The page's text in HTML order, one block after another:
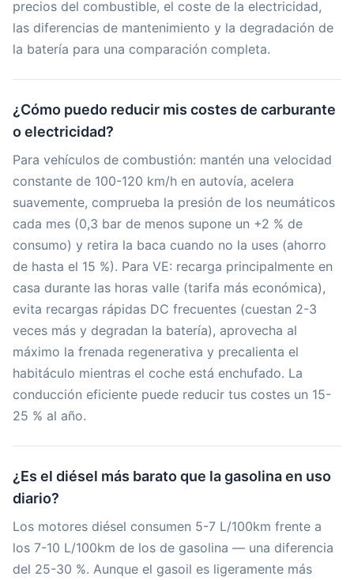
precios del combustible, el coste de la electricidad,
las diferencias de mantenimiento y la degradación de
la batería para una comparación completa.
¿Cómo puedo reducir mis costes de carburante
o electricidad?
Para vehículos de combustión: mantén una velocidad
constante de 100-120 km/h en autovía, acelera
suavemente, comprueba la presión de los neumáticos
cada mes (0,3 bar de menos supone un +2 % de
consumo) y retira la baca cuando no la uses (ahorro
de hasta el 15 %). Para VE: recarga principalmente en
casa durante las horas valle (tarifa más económica),
evita recargas rápidas DC frecuentes (cuestan 2-3
veces más y degradan la batería), aprovecha al
máximo la frenada regenerativa y precalienta el
habitáculo mientras el coche está enchufado. La
conducción eficiente puede reducir tus costes un 15-
25 % al año.
¿Es el diésel más barato que la gasolina en uso
diario?
Los motores diésel consumen 5-7 L/100km frente a
los 7-10 L/100km de los de gasolina — una diferencia
del 25-30 %. Aunque el gasoil es ligeramente más